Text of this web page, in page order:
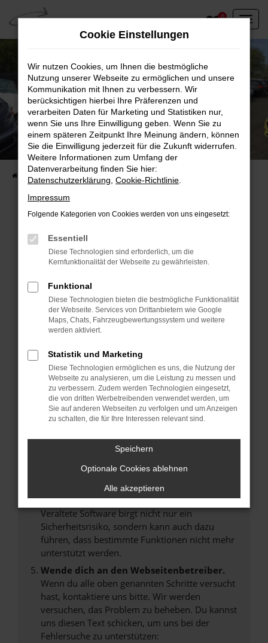
Zum
Hauptinhalt
springen
0
Unser Fahrzeugbestand vor Ort
Entdecken Sie unsere sofort verfügbaren
Fahrzeugangebote
Fehler: Network Error
Beim Laden ist ein Fehler aufgetreten.
Hier sind ein paar Tipps, die dir helfen können:
Überprüfe deine Firewall und deine
Internetverbindung.
Laden andere Webseiten, zum Beispiel deine
Suchmaschine?
Manche Erweiterungen, wie Werbeblocker,
können das Laden bestimmter Seiten
verhindern. Funktioniert die Seite in einem
anderen Browser oder in einem privaten
Fenster?
Das kann manchmal helfen, vorübergehende
Probleme zu beheben.
Stelle sicher, dass dein Browser und dein
Betriebssystem auf dem neuesten Stand
sind.
Veraltete Software birgt nicht nur ein
Sicherheitsrisiko, sondern kann auch dazu
führen, dass bestimmte Funktionen nicht mehr
unterstützt werden.
Wende dich an den Webseitenbetreiber.
Wenn du alle oben genannten Schritte versucht
hast, kontaktiere uns bitte. Wir werden
versuchen, das Problem zu beheben. Du kannst
uns diesen Text schicken, um uns bei der
Fehlersuche zu unterstützen:
Cookie Einstellungen
Wir nutzen Cookies, um Ihnen die bestmögliche
Nutzung unserer Webseite zu ermöglichen und unsere
Kommunikation mit Ihnen zu verbessern. Wir
berücksichtigen hierbei Ihre Präferenzen und
verarbeiten Daten für Marketing und Statistiken nur,
wenn Sie uns Ihre Einwilligung geben. Wenn Sie zu
einem späteren Zeitpunkt Ihre Meinung ändern, können
Sie die Einwilligung jederzeit für die Zukunft widerrufen.
Weitere Informationen zum Umfang der
Datenverarbeitung finden Sie hier:
Datenschutzerklärung Cookie-Richtlinie
Impressum
Folgende Kategorien von Cookies werden von uns eingesetzt:
Essentiell
Diese Technologien sind erforderlich, um die
Kernfunktionalität der Webseite zu gewährleisten.
Funktional
Diese Technologien bieten die bestmögliche Funktionalität
der Webseite. Services von Drittanbietern wie Google
Maps, Chats, Fahrzeugbewertungssystem und weitere
werden aktiviert.
Statistik und Marketing
Diese Technologien ermöglichen es uns, die Nutzung der
Webseite zu analysieren, um die Leistung zu messen und
zu verbessern. Zudem werden Technologien eingesetzt,
die von dritten Werbetreibenden verwendet werden, um
Sie auf anderen Webseiten zu verfolgen und um Anzeigen
zu schalten, die für Ihre Interessen relevant sind.
Speichern
Optionale Cookies ablehnen
Alle akzeptieren